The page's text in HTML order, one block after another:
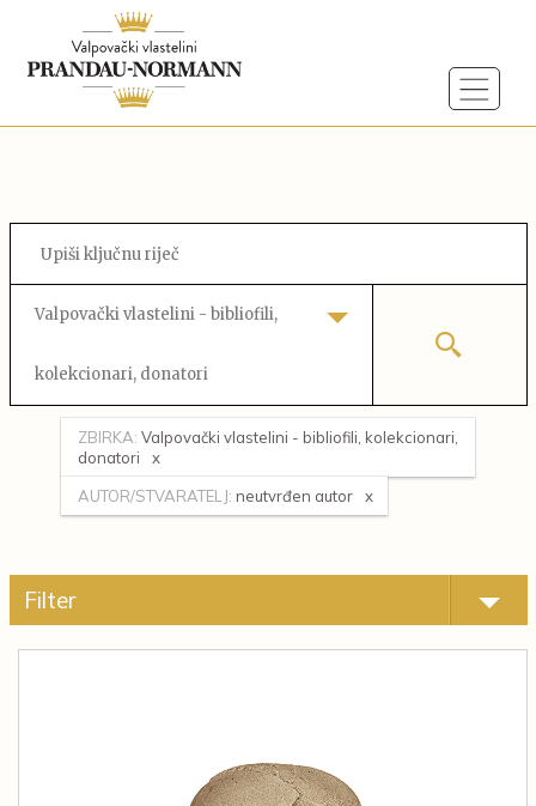
Valpovački vlastelini - bibliofili,
kolekcionari, donatori
ZBIRKA: Valpovački vlastelini - bibliofili, kolekcionari,
donatori
AUTOR/STVARATELJ: neutvrđen autor
Filter